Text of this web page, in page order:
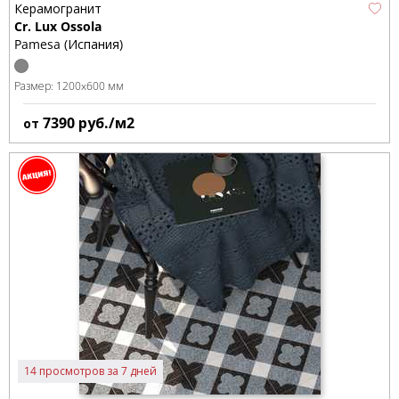
Керамогранит
Cr. Lux Ossola
Pamesa (Испания)
Размер: 1200x600 мм
от 7390 руб./м2
14 просмотров за 7 дней